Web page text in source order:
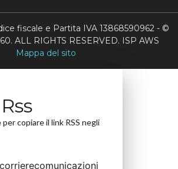
fiscale e Partita IVA 13868590962 - ©
ALL RIGHTS RESERVED. ISP AWS
Mappa del sito
copiare il link RSS negli